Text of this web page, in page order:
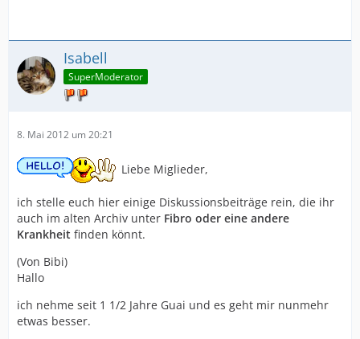
Isabell
SuperModerator
8. Mai 2012 um 20:21
Liebe Miglieder,
ich stelle euch hier einige Diskussionsbeiträge rein, die ihr
auch im alten Archiv unter Fibro oder eine andere
Krankheit finden könnt.
(Von Bibi)
Hallo
ich nehme seit 1 1/2 Jahre Guai und es geht mir nunmehr
etwas besser.